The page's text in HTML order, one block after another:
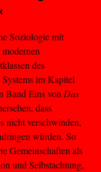
Soziologie mit
des
im Kapitel
Band Eins vonDas
dass
nicht verschwinden,
würden. So
Gemeinschaften als
und Selbstachtung,